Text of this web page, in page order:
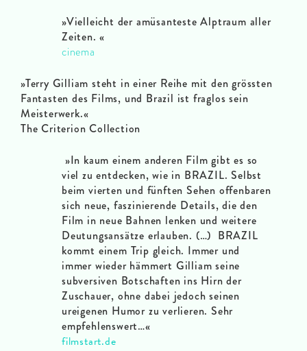
»Vielleicht der amüsanteste Alptraum aller
Zeiten. «
cinema
»Terry Gilliam steht in einer Reihe mit den grössten
Fantasten des Films, und Brazil ist fraglos sein
Meisterwerk.«
The Criterion Collection
»In kaum einem anderen Film gibt es so
viel zu entdecken, wie in BRAZIL. Selbst
beim vierten und fünften Sehen offenbaren
sich neue, faszinierende Details, die den
Film in neue Bahnen lenken und weitere
Deutungsansätze erlauben. (…) BRAZIL
kommt einem Trip gleich. Immer und
immer wieder hämmert Gilliam seine
subversiven Botschaften ins Hirn der
Zuschauer, ohne dabei jedoch seinen
ureigenen Humor zu verlieren. Sehr
empfehlenswert…«
filmstart.de